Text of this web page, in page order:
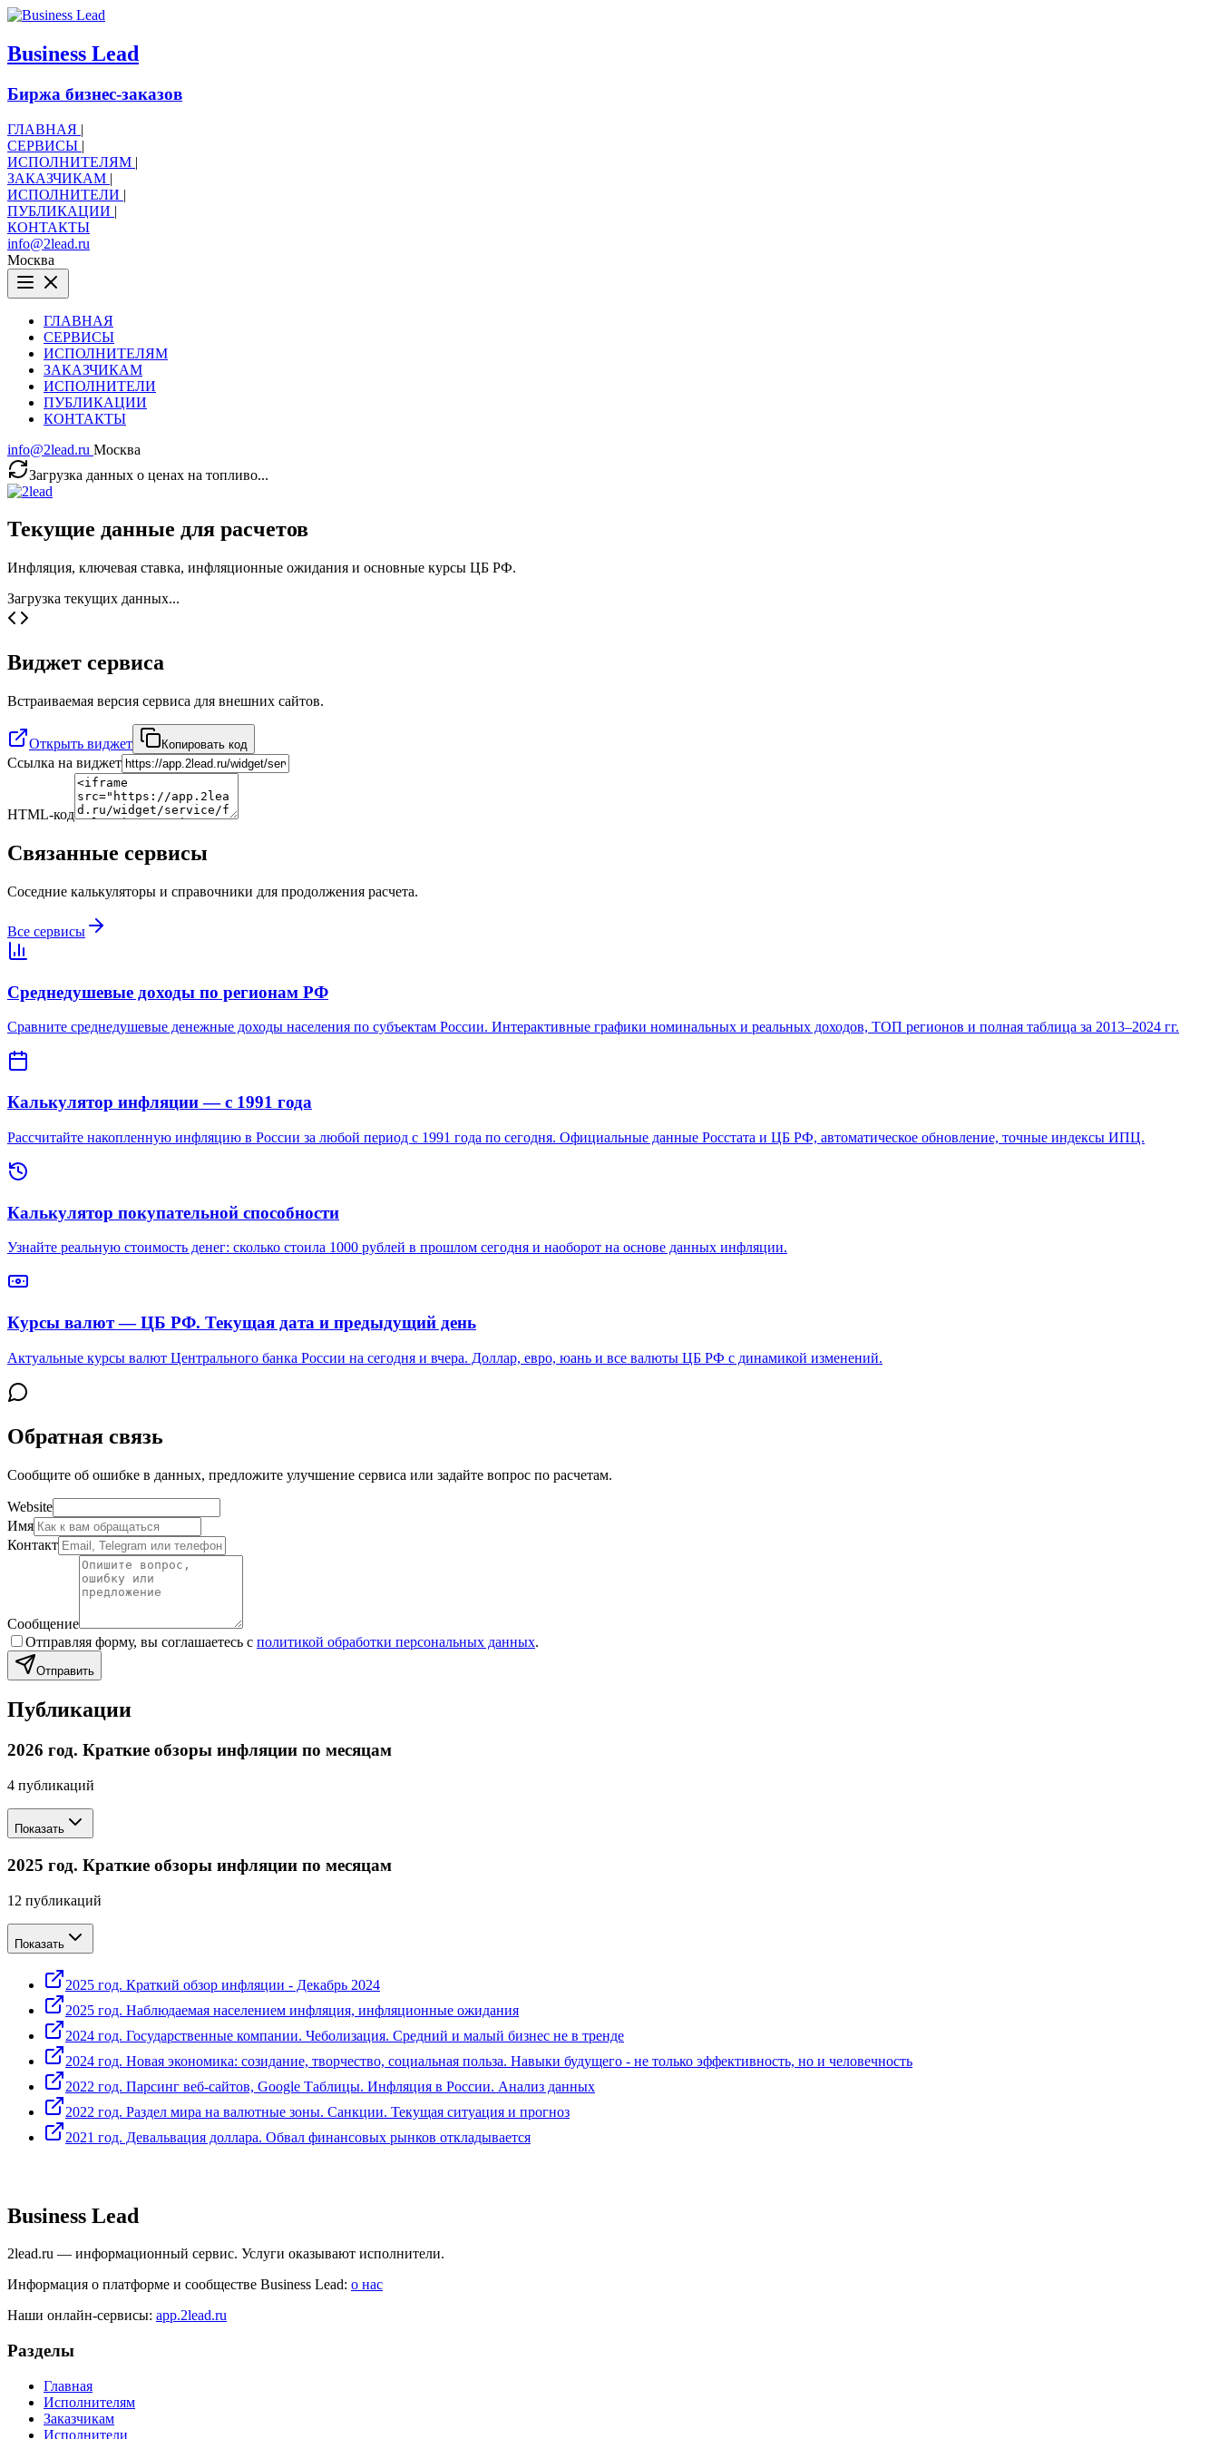
Business Lead
Биржа бизнес-заказов
ГЛАВНАЯ |
СЕРВИСЫ |
ИСПОЛНИТЕЛЯМ |
ЗАКАЗЧИКАМ |
ИСПОЛНИТЕЛИ |
ПУБЛИКАЦИИ |
КОНТАКТЫ
info@2lead.ru
Москва
ГЛАВНАЯ
СЕРВИСЫ
ИСПОЛНИТЕЛЯМ
ЗАКАЗЧИКАМ
ИСПОЛНИТЕЛИ
ПУБЛИКАЦИИ
КОНТАКТЫ
info@2lead.ru Москва
Загрузка данных о ценах на топливо...
Текущие данные для расчетов
Инфляция, ключевая ставка, инфляционные ожидания и основные курсы ЦБ РФ.
Загрузка текущих данных...
Виджет сервиса
Встраиваемая версия сервиса для внешних сайтов.
Открыть виджет Копировать код
Ссылка на виджет
HTML-код
Связанные сервисы
Соседние калькуляторы и справочники для продолжения расчета.
Все сервисы
Среднедушевые доходы по регионам РФ
Сравните среднедушевые денежные доходы населения по субъектам России. Интерактивные графики номинальных и реальных доходов, ТОП регионов и полная таблица за 2013–2024 гг.
Калькулятор инфляции — с 1991 года
Рассчитайте накопленную инфляцию в России за любой период с 1991 года по сегодня. Официальные данные Росстата и ЦБ РФ, автоматическое обновление, точные индексы ИПЦ.
Калькулятор покупательной способности
Узнайте реальную стоимость денег: сколько стоила 1000 рублей в прошлом сегодня и наоборот на основе данных инфляции.
Курсы валют — ЦБ РФ. Текущая дата и предыдущий день
Актуальные курсы валют Центрального банка России на сегодня и вчера. Доллар, евро, юань и все валюты ЦБ РФ с динамикой изменений.
Обратная связь
Сообщите об ошибке в данных, предложите улучшение сервиса или задайте вопрос по расчетам.
Website
Имя
Контакт
Сообщение
Отправляя форму, вы соглашаетесь с политикой обработки персональных данных.
Отправить
Публикации
2026 год. Краткие обзоры инфляции по месяцам
4 публикаций
Показать
2025 год. Краткие обзоры инфляции по месяцам
12 публикаций
Показать
2025 год. Краткий обзор инфляции - Декабрь 2024
2025 год. Наблюдаемая населением инфляция, инфляционные ожидания
2024 год. Государственные компании. Чеболизация. Средний и малый бизнес не в тренде
2024 год. Новая экономика: созидание, творчество, социальная польза. Навыки будущего - не только эффективность, но и человечность
2022 год. Парсинг веб-сайтов, Google Таблицы. Инфляция в России. Анализ данных
2022 год. Раздел мира на валютные зоны. Санкции. Текущая ситуация и прогноз
2021 год. Девальвация доллара. Обвал финансовых рынков откладывается
Business Lead
2lead.ru — информационный сервис. Услуги оказывают исполнители.
Информация о платформе и сообществе Business Lead: о нас
Наши онлайн-сервисы: app.2lead.ru
Разделы
Главная
Исполнителям
Заказчикам
Исполнители